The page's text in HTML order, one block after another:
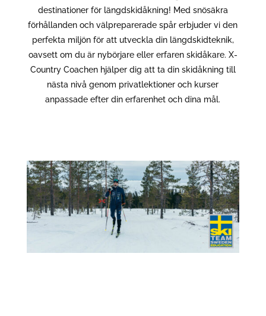
destinationer för längdskidåkning! Med snösäkra
förhållanden och välpreparerade spår erbjuder vi den
perfekta miljön för att utveckla din längdskidteknik,
oavsett om du är nybörjare eller erfaren skidåkare. X-
Country Coachen hjälper dig att ta din skidåkning till
nästa nivå genom privatlektioner och kurser
anpassade efter din erfarenhet och dina mål.